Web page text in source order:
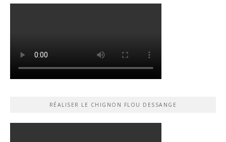
RÉALISER LE CHIGNON FLOU DESSANGE